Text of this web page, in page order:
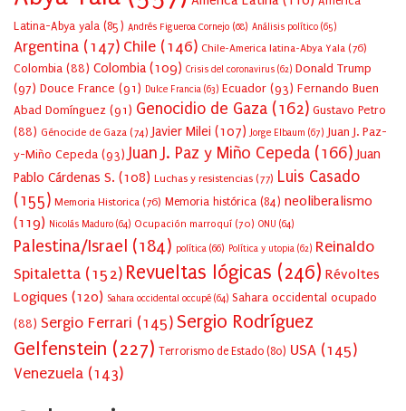
Latina-Abya yala (85) Andrés Figueroa Cornejo (68) Análisis político (65)
Argentina (147) Chile (146) Chile-America latina-Abya Yala (76)
Colombia (88) Colombia(109) Crisis del coronavirus (62) Donald Trump
(97) Douce France (91) Dulce Francia (63) Ecuador (93) Fernando Buen
Abad Domínguez (91) Genocidio de Gaza (162) Gustavo Petro
(88) Génocide de Gaza (74) Javier Milei (107) Jorge Elbaum (67) Juan J. Paz-
y-Miño Cepeda (93) Juan J. Paz y Miño Cepeda (166) Juan
Pablo Cárdenas S. (108) Luchas y resistencias (77) Luis Casado
(155) Memoria Historica (76) Memoria histórica (84) neoliberalismo
(119) Nicolás Maduro (64) Ocupación marroquí (70) ONU (64)
Palestina/Israel (184) política (66) Política y utopia (62) Reinaldo
Spitaletta (152) Revueltas lógicas (246) Révoltes
Logiques (120) Sahara occidental occupé (64) Sahara occidental ocupado
(88) Sergio Ferrari (145) Sergio Rodríguez
Gelfenstein (227) Terrorismo de Estado (80) USA (145)
Venezuela (143)